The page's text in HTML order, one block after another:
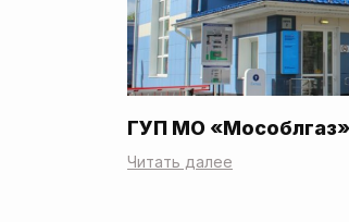
ГУП МО «Мособлгаз»
Читать далее